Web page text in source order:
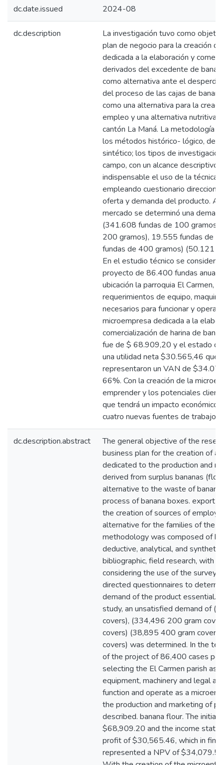
dc.date.issued 2024-08
dc.description
La investigación tuvo como
plan de negocio para la creación
dedicada a la elaboración y
derivados del excedente de
como alternativa ante el
del proceso de las cajas de
como una alternativa para la
empleo y una alternativa nutritiva
cantón La Maná. La metodología
los métodos histórico- lógico,
sintético; los tipos de
campo, con un alcance descriptivo,
indispensable el uso de la técnica
empleando cuestionario
oferta y demanda del producto. A
mercado se determinó una
(341.608 fundas de 100
200 gramos), 19.555 fundas de
fundas de 400 gramos) (50.121
En el estudio técnico se
proyecto de 86.400 fundas
ubicación la parroquia El Carmen,
requerimientos de equipo,
necesarios para funcionar y operar
microempresa dedicada a la
comercialización de harina de
fue de $ 68.909,20 y el estado
una utilidad neta $30.565,46 que
representaron un VAN de
66%. Con la creación de la
emprender y los potenciales
que tendrá un impacto económico
cuatro nuevas fuentes de trabajo.
dc.description.abstract
The general objective of the
business plan for the creation of a
dedicated to the production and
derived from surplus bananas
alternative to the waste of
process of banana boxes. export
the creation of sources of
alternative for the families of the
methodology was composed of
deductive, analytical, and
bibliographic, field research, with
considering the use of the survey
directed questionnaires to
demand of the product essential.
study, an unsatisfied demand of
covers), (334,496 200 gram
covers) (38,895 400 gram
covers) was determined. In the
of the project of 86,400 cases
selecting the El Carmen parish as
equipment, machinery and legal
function and operate as a
the production and marketing of
described. banana flour. The
$68,909.20 and the income
profit of $30,565.46, which in
represented a NPV of